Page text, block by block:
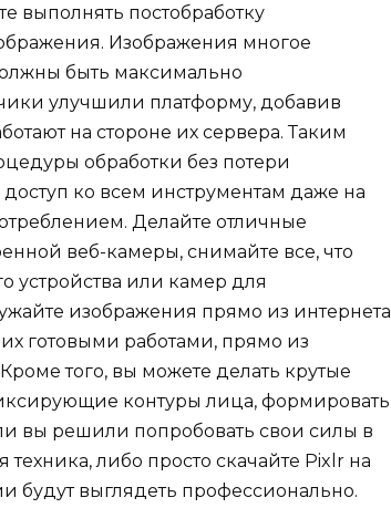
выполнять постобработку
Изображения многое
быть максимально
улучшили платформу, добавив
на стороне их сервера. Таким
обработки без потери
ко всем инструментам даже на
Делайте отличные
веб-камеры, снимайте все, что
устройства или камер для
изображения прямо из интернета
готовыми работами, прямо из
того, вы можете делать крутые
контуры лица, формировать
вы решили попробовать свои силы в
либо просто скачайте Pixlr на
будут выглядеть профессионально.